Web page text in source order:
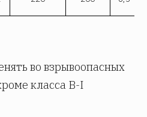
во взрывоопасных
класса B-I